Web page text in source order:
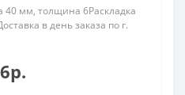
40 мм, толщина 6Раскладка
в день заказа по г.